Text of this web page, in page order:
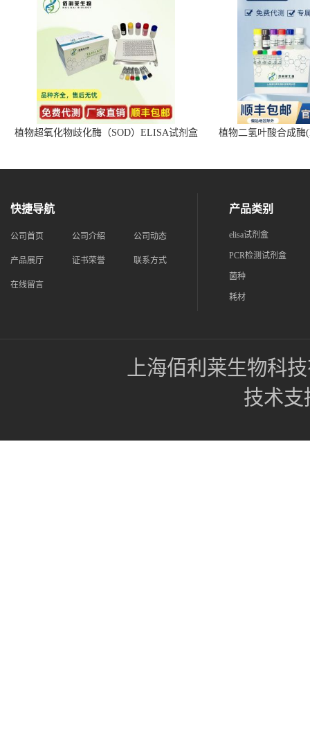
植物超氧化物歧化酶（SOD）ELISA试剂盒 植物二氢叶酸合成酶
快捷导航
公司首页 公司介绍 公司动态
产品展厅 证书荣誉 联系方式
在线留言
产品类别
elisa试剂盒
PCR检测试剂盒
菌种
耗材
上海佰利莱生物科
技术